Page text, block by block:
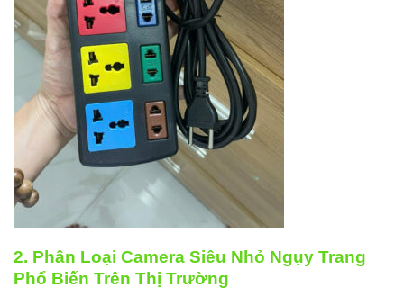
2. Phân Loại Camera Siêu Nhỏ Ngụy Trang
Phổ Biến Trên Thị Trường